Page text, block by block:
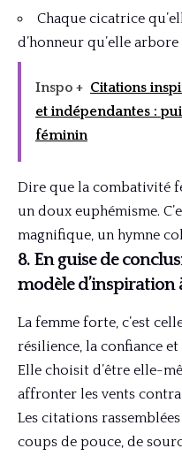
Chaque cicatrice
d’honneur qu’elle
Inspo + Citations
et indépendantes :
féminin
Dire que la combativité
un doux euphémisme.
magnifique, un hymne
8. En guise de
modèle d’inspiration
La femme forte, c’est
résilience, la confiance
Elle choisit d’être elle-
affronter les vents
Les citations
coups de pouce, de